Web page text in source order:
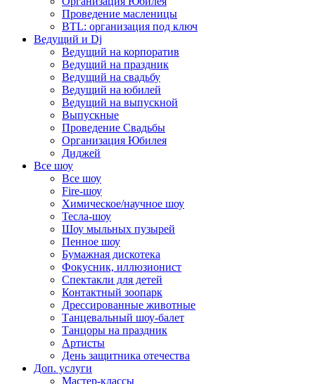
Проведение масленицы
BTL: организация под ключ
Ведущий и Dj
Ведущий на корпоратив
Ведущий на праздник
Ведущий на свадьбу
Ведущий на юбилей
Ведущий на выпускной
Выпускные
Проведение Свадьбы
Организация Юбилея
Диджей
Все шоу
Все шоу
Fire-шоу
Химическое/научное шоу
Тесла-шоу
Шоу мыльных пузырей
Пенное шоу
Бумажная дискотека
Фокусник, иллюзионист
Спектакли для детей
Контактный зоопарк
Дрессированные животные
Танцевальный шоу-балет
Танцоры на праздник
Артисты
День защитника отечества
Доп. услуги
Мастер-классы